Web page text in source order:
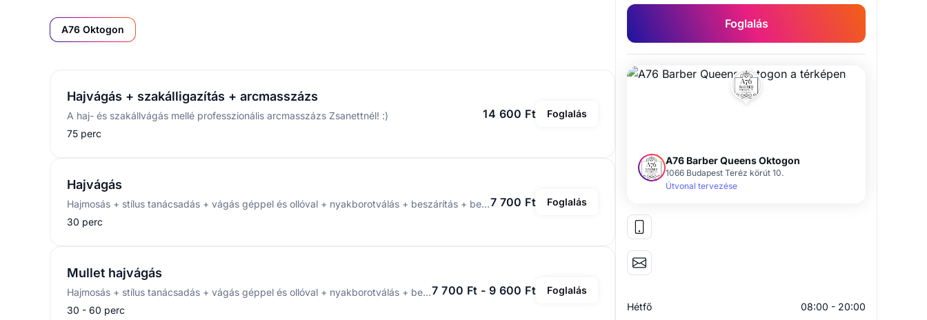
A76 Oktogon
Hajvágás + szakálligazítás + arcmasszázs
A haj- és szakállvágás mellé professzionális arcmasszázs Zsanettnél! :)
75 perc
14 600 Ft Foglalás
Hajvágás
Hajmosás + stílus tanácsadás + vágás géppel és ollóval + nyakborotválás + beszárítás + befejezés wax-szal / termékkel éééééés ajándék üdítő, sör vagy whiskey 🍻🥃
30 perc
7 700 Ft Foglalás
Mullet hajvágás
Hajmosás + stílus tanácsadás + vágás géppel és ollóval + nyakborotválás + beszárítás + befejezés wax-szal / termékkel éééééés ajándék üdítő, sör vagy whiskey 🍻🥃
30 - 60 perc
7 700 Ft - 9 600 Ft Foglalás
Foglalás
A76 Barber Queens Oktogon
1066 Budapest Teréz körút 10.
Útvonal tervezése
Hétfő 08:00 - 20:00